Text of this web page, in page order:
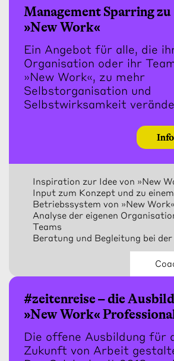
Management Sparring zu
»New Work«
Ein Angebot für alle, die
Organisation oder ihr
»New Work«, zu mehr
Selbstorganisation und
Selbstwirksamkeit
Inspiration zur Idee von »New
Input zum Konzept und zu
Betriebssystem von »New Work«
Analyse der eigenen
Teams
Beratung und Begleitung bei
#zeitenreise – die
»New Work«
Die offene Ausbildung für
Zukunft von Arbeit